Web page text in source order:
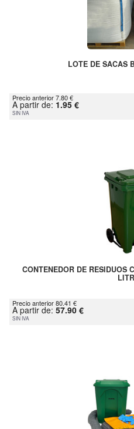
LOTE DE SACAS
Precio anterior 7.80 €
A partir de: 1.95 €
SIN IVA
CONTENEDOR DE RESIDUOS
Precio anterior 80.41 €
A partir de: 57.90 €
SIN IVA